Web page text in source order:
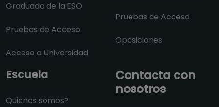
Graduado de la ESO
Pruebas de Acceso
Acceso a Universidad
Pruebas de Acceso
Oposiciones
Escuela
Quienes somos?
Contacta con
nosotros